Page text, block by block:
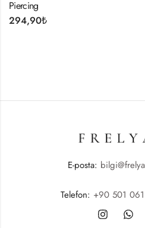
E-posta:
Telefon: +90 501